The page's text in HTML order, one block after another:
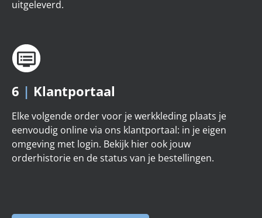
uitgeleverd.
6 | Klantportaal
Elke volgende order voor je werkkleding plaats je
eenvoudig online via ons klantportaal: in je eigen
omgeving met login. Bekijk hier ook jouw
orderhistorie en de status van je bestellingen.